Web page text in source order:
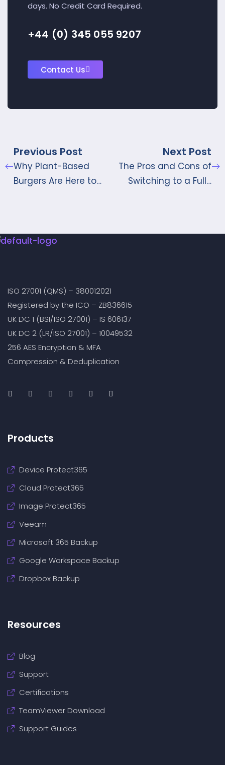
days. No Credit Card Required.
+44 (0) 345 055 9207
Contact Us
Previous Post
Why Plant-Based
Burgers Are Here to
Next Post
The Pros and Cons of
Switching to a Fully
ISO 27001 (QMS) – 380012021
Registered by the ICO – ZB836615
UK DC 1 (BSI/ISO 27001) – IS 606137
UK DC 2 (LR/ISO 27001) – 10049532
256 AES Encryption & MFA
Compression & Deduplication
Products
Device Protect365
Cloud Protect365
Image Protect365
Veeam
Microsoft 365 Backup
Google Workspace Backup
Dropbox Backup
Resources
Blog
Support
Certifications
TeamViewer Download
Support Guides